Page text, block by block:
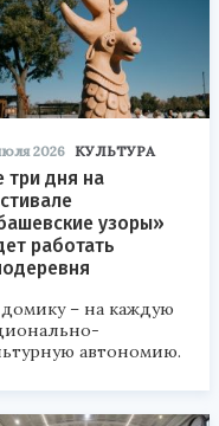
2026 КУЛЬТУРА
три дня на
узоры»
работать
– на каждую
автономию.